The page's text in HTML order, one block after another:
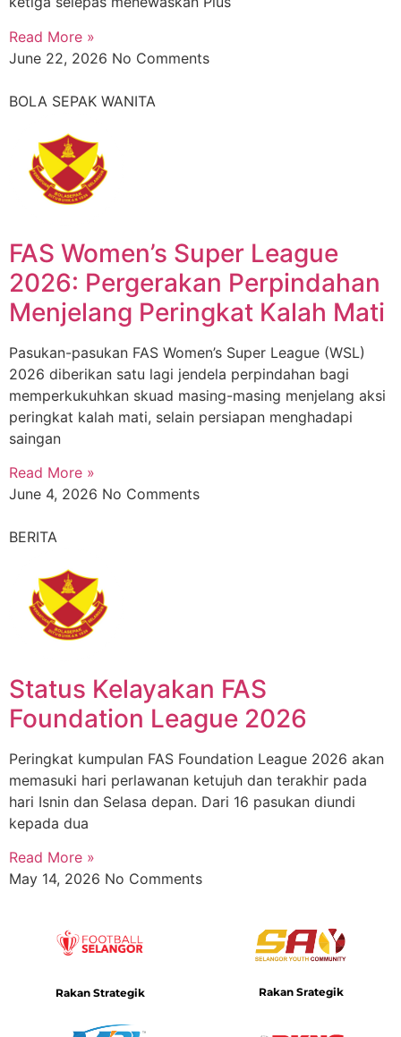
Read More »
June 22, 2026 No Comments
BOLA SEPAK WANITA
FAS Women’s Super League
2026: Pergerakan Perpindahan
Menjelang Peringkat Kalah Mati
Pasukan-pasukan FAS Women’s Super League (WSL)
2026 diberikan satu lagi jendela perpindahan bagi
memperkukuhkan skuad masing-masing menjelang aksi
peringkat kalah mati, selain persiapan menghadapi
saingan
Read More »
June 4, 2026 No Comments
BERITA
Status Kelayakan FAS
Foundation League 2026
Peringkat kumpulan FAS Foundation League 2026 akan
memasuki hari perlawanan ketujuh dan terakhir pada
hari Isnin dan Selasa depan. Dari 16 pasukan diundi
kepada dua
Read More »
May 14, 2026 No Comments
Rakan Strategik Rakan Srategik